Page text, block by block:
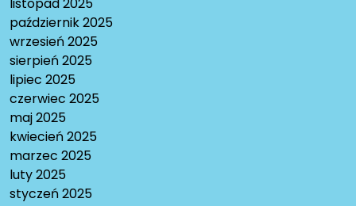
listopad 2025
październik 2025
wrzesień 2025
sierpień 2025
lipiec 2025
czerwiec 2025
maj 2025
kwiecień 2025
marzec 2025
luty 2025
styczeń 2025